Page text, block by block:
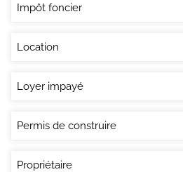
Impôt foncier
Location
Loyer impayé
Permis de construire
Propriétaire